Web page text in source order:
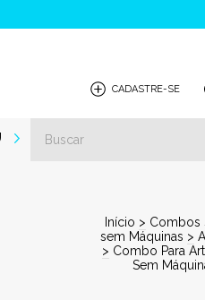
CADASTRE-SE
COMPATIBILIDADE
Início > Combos
sem Máquinas >
> Combo Para
Sem